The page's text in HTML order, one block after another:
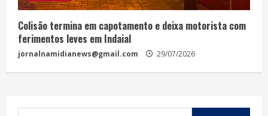
Colisão termina em capotamento e deixa motorista com
ferimentos leves em Indaial
jornalnamidianews@gmail.com 29/07/2026